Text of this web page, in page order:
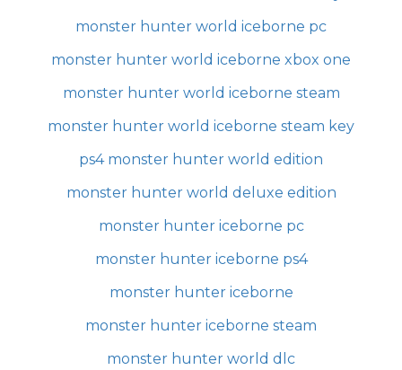
monster hunter world iceborne pc
monster hunter world iceborne xbox one
monster hunter world iceborne steam
monster hunter world iceborne steam key
ps4 monster hunter world edition
monster hunter world deluxe edition
monster hunter iceborne pc
monster hunter iceborne ps4
monster hunter iceborne
monster hunter iceborne steam
monster hunter world dlc